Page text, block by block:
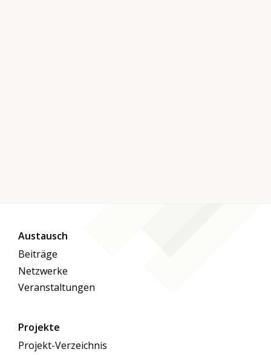
Austausch
Beiträge
Netzwerke
Veranstaltungen
Projekte
Projekt-Verzeichnis